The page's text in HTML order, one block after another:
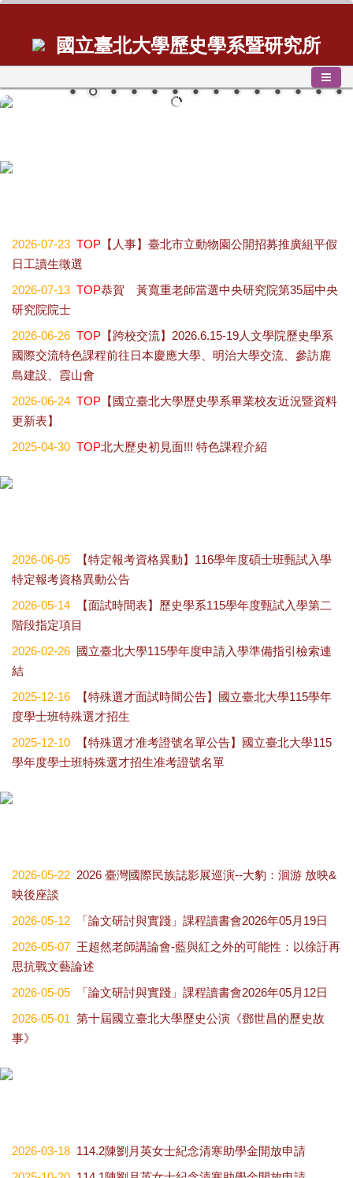
國立臺北大學歷史學系暨研究所
歷史學系碩士班學位論文口試公告2026.07.01
2026-07-23 TOP 【人事】臺北市立動物園公開招募推廣組平假
日工讀生徵選
2026-07-13 TOP恭賀 黃寬重老師當選中央研究院第35屆中央
研究院院士
2026-06-26 TOP 【跨校交流】2026.6.15-19人文學院歷史學系
國際交流特色課程前往日本慶應大學、明治大學交流、參訪鹿
島建設、霞山會
2026-06-24 TOP 【國立臺北大學歷史學系畢業校友近況暨資料
更新表】
2025-04-30 TOP北大歷史初見面!!! 特色課程介紹
2026-06-05 【特定報考資格異動】116學年度碩士班甄試入學
特定報考資格異動公告
2026-05-14 【面試時間表】歷史學系115學年度甄試入學第二
階段指定項目
2026-02-26 國立臺北大學115學年度申請入學準備指引檢索連
結
2025-12-16 【特殊選才面試時間公告】國立臺北大學115學年
度學士班特殊選才招生
2025-12-10 【特殊選才准考證號名單公告】國立臺北大學115
學年度學士班特殊選才招生准考證號名單
2026-05-22 2026 臺灣國際民族誌影展巡演--大豹：洄游 放映&
映後座談
2026-05-12 「論文研討與實踐」課程讀書會2026年05月19日
2026-05-07 王超然老師講論會-藍與紅之外的可能性：以徐訏再
思抗戰文藝論述
2026-05-05 「論文研討與實踐」課程讀書會2026年05月12日
2026-05-01 第十屆國立臺北大學歷史公演《鄧世昌的歷史故
事》
2026-03-18 114.2陳劉月英女士紀念清寒助學金開放申請